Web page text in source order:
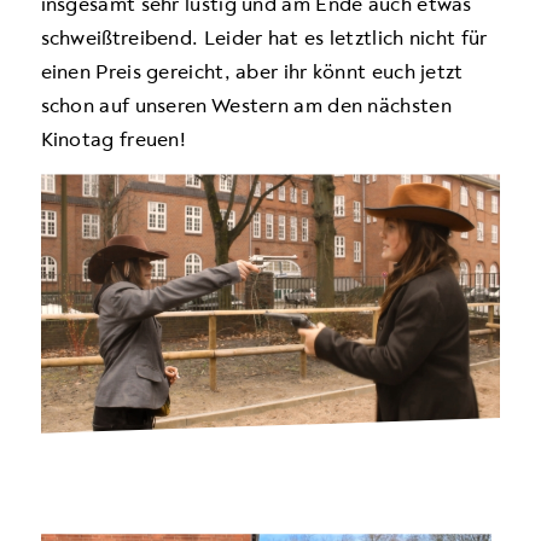
schweißtreibend. Leider hat es letztlich nicht für
einen Preis gereicht, aber ihr könnt euch jetzt
schon auf unseren Western am den nächsten
Kinotag freuen!